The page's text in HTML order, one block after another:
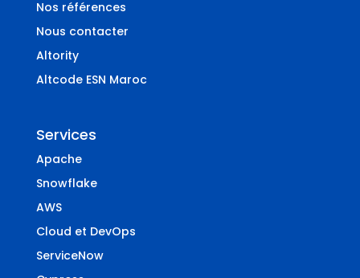
Nos références
Nous contacter
Altority
Altcode ESN Maroc
Services
Apache
Snowflake
AWS
Cloud et DevOps
ServiceNow